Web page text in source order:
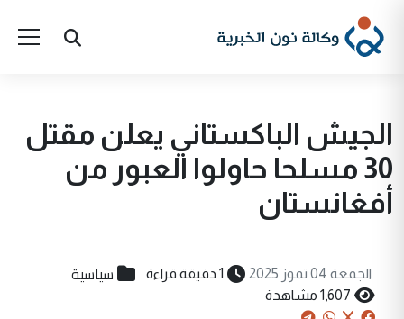
الجيش الباكستاني يعلن مقتل
30 مسلحا حاولوا العبور من
أفغانستان
الجمعة 04 تموز 2025 1 دقيقة قراءة سياسية
1,607 مشاهدة